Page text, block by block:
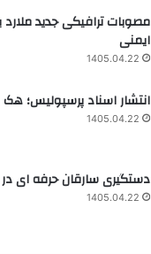
مصوبات ترافیکی جدید
ایمنی
1405.04.22
انتشار اسناد پرسپولیس؛ هک
1405.04.22
دستگیری سارقان حرفه ای
1405.04.22